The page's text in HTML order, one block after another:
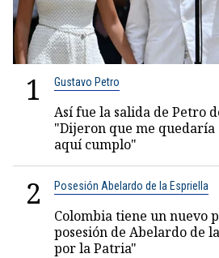
1 Gustavo Petro
Así fue la salida de Petro
"Dijeron que me quedaría
aquí cumplo"
2 Posesión Abelardo de la Espriella
Colombia tiene un nuevo
posesión de Abelardo de
por la Patria"